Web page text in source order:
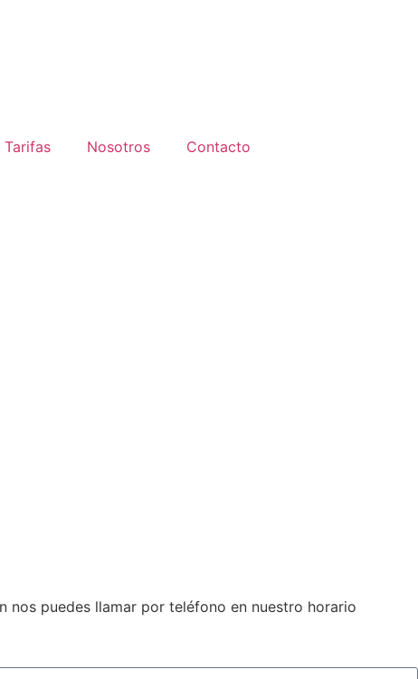
Tarifas Nosotros Contacto
nos puedes llamar por teléfono en nuestro horario